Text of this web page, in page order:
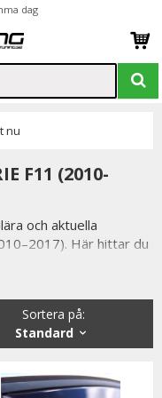
dag
nu
F11 (2010-
och aktuella
Här hittar du
köregenskaper.
generationen och
och sportig känsla.
och
Sortera på:
Standard